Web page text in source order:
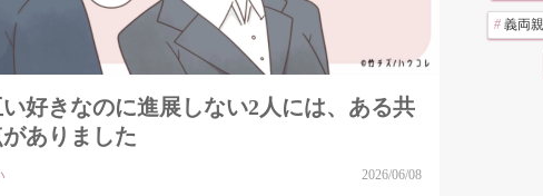
好きなのに進展しない2人には、ある共
ありました
2026/06/08
# 義両